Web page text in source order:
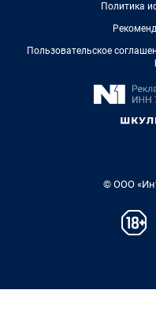
Политика
Пользовательское
© ООО